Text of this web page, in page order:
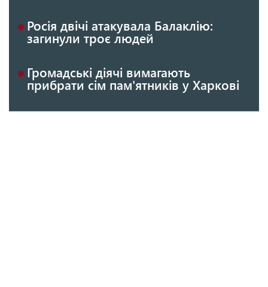
Росія двічі атакувала Балаклію:
загинули троє людей
Громадські діячі вимагають
прибрати сім пам'ятників у Харкові